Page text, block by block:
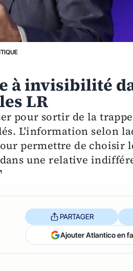
à invisibilité
LR
pour sortir de la
L'information selon
permettre de choisir
une relative
PARTAGER
Ajouter Atlantico en